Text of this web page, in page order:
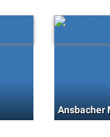
Ansbacher